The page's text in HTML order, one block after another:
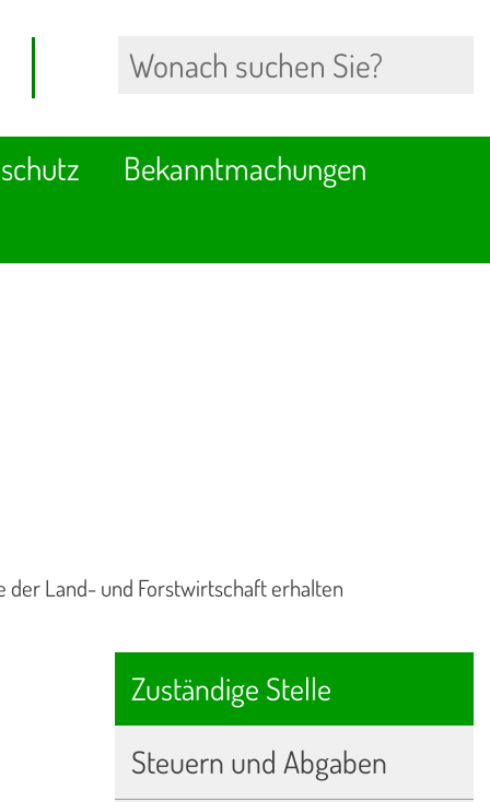
Bekanntmachungen
Land- und Forstwirtschaft erhalten
Zuständige Stelle
Steuern und Abgaben